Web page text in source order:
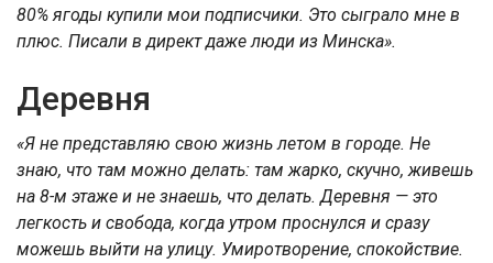
80% ягоды купили мои подписчики. Это сыграло мне в
плюс. Писали в директ даже люди из Минска».
Деревня
«Я не представляю свою жизнь летом в городе. Не
знаю, что там можно делать: там жарко, скучно, живешь
на 8-м этаже и не знаешь, что делать. Деревня — это
легкость и свобода, когда утром проснулся и сразу
можешь выйти на улицу. Умиротворение, спокойствие.